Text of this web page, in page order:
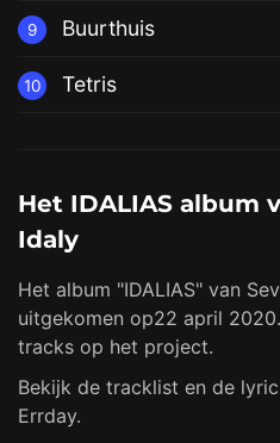
9 Buurthuis
10 Tetris
Het IDALIAS album
Idaly
Het album "IDALIAS" van
uitgekomen op22 april
tracks op het project.
Bekijk de tracklist en de
Errday.